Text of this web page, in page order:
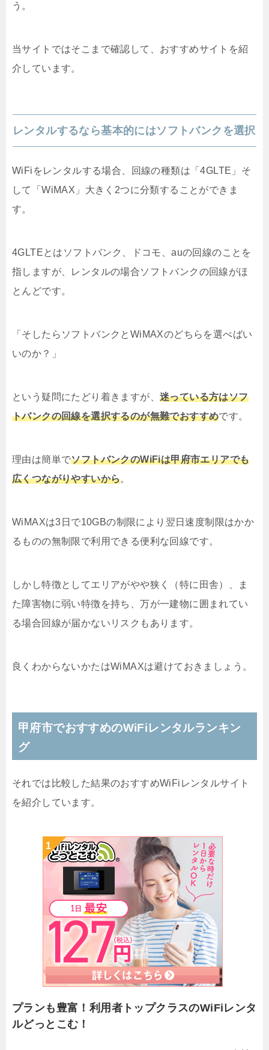
う。
当サイトではそこまで確認して、おすすめサイトを紹
介しています。
レンタルするなら基本的にはソフトバンクを選択
WiFiをレンタルする場合、回線の種類は「4GLTE」そ
して「WiMAX」大きく2つに分類することができま
す。
4GLTEとはソフトバンク、ドコモ、auの回線のことを
指しますが、レンタルの場合ソフトバンクの回線がほ
とんどです。
「そしたらソフトバンクとWiMAXのどちらを選べばい
いのか？」
という疑問にたどり着きますが、 迷っている方はソフ
トバンクの回線を選択するのが無難でおすすめです。
理由は簡単でソフトバンクのWiFiは甲府市エリアでも
広くつながりやすいから。
WiMAXは3日で10GBの制限により翌日速度制限はかか
るものの無制限で利用できる便利な回線です。
しかし特徴としてエリアがやや狭く（特に田舎）、ま
た障害物に弱い特徴を持ち、万が一建物に囲まれてい
る場合回線が届かないリスクもあります。
良くわからないかたはWiMAXは避けておきましょう。
甲府市でおすすめのWiFiレンタルランキン
グ
それでは比較した結果のおすすめWiFiレンタルサイト
を紹介しています。
プランも豊富！利用者トップクラスのWiFiレンタ
ルどっとこむ！